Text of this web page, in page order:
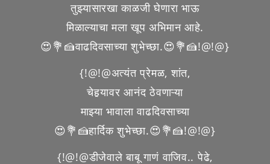
तुझ्यासारखा काळजी घेणारा भाऊ
मिळाल्याचा मला खूप अभिमान आहे.
😍💐🍰वाढदिवसाच्या शुभेच्छा.😍💐🍰!@!@}
{!@!@अत्यंत प्रेमळ, शांत,
चेहर्‍यावर आनंद ठेवणाऱ्या
माझ्या भावाला वाढदिवसाच्या
😍💐🍰हार्दिक शुभेच्छा.😍💐🍰!@!@}
{!@!@डीजेवाले बाबू गाणं वाजिव.. पेढे,